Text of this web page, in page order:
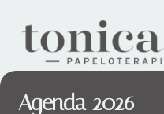
Agenda 2026